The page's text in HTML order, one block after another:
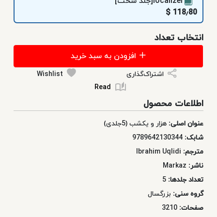
118٫80 $
انتخاب تعداد
افزودن به سبد خرید
اشتراک‌گذاری
Wishlist
Read
اطلاعات محصول
عنوان اصلی: هزار و یکشب (5جلدی)
شابک: 9789642130344
مترجم: Ibrahim Uqlidi
ناشر: Markaz
تعداد جلدها: 5
گروه سنی: بزرگسال
صفحات: 3210